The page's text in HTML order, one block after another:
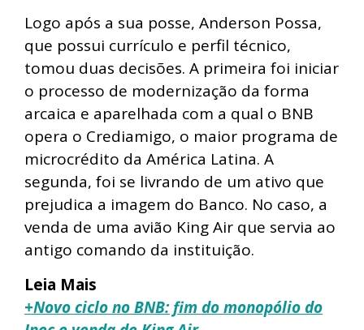
Logo após a sua posse, Anderson Possa,
que possui currículo e perfil técnico,
tomou duas decisões. A primeira foi iniciar
o processo de modernização da forma
arcaica e aparelhada com a qual o BNB
opera o Crediamigo, o maior programa de
microcrédito da América Latina. A
segunda, foi se livrando de um ativo que
prejudica a imagem do Banco. No caso, a
venda de uma avião King Air que servia ao
antigo comando da instituição.
Leia Mais
+Novo ciclo no BNB: fim do monopólio do